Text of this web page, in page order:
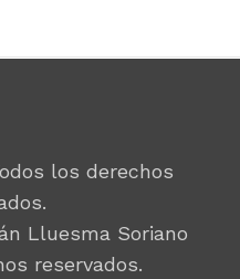
los derechos
Lluesma Soriano
reservados.